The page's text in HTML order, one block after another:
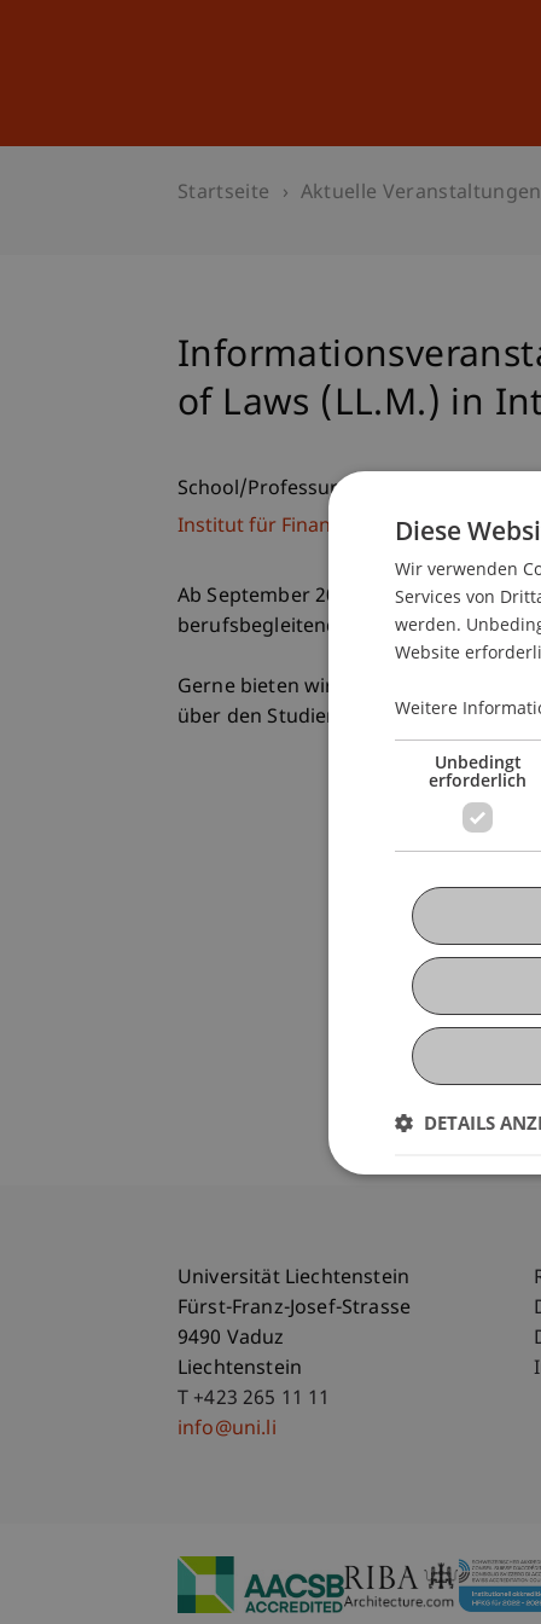
Startseite Aktuelle Veranstaltungen
of Laws (LL.M.) in
School/Professur:
Institut für Finanzdienstleistungen
Ab September 2012 startet unser
berufsbegleitender Executive Master
Gerne bieten wir Ihnen die
über den Studienplan, das
Universität Liechtenstein
Fürst-Franz-Josef-Strasse
9490 Vaduz
Liechtenstein
T +423 265 11 11
info@uni.li
Diese
Wir verwenden
Services von
werden.
Website
Weitere
Unbedingt
erforderlich
DETAILS